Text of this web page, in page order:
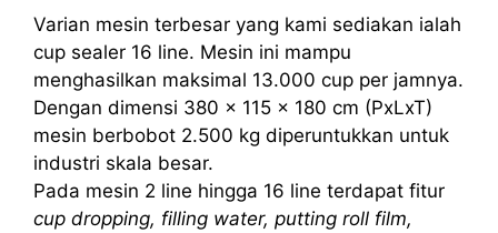
Varian mesin terbesar yang kami sediakan ialah
cup sealer 16 line. Mesin ini mampu
menghasilkan maksimal 13.000 cup per jamnya.
Dengan dimensi 380 x 115 x 180 cm (PxLxT)
mesin berbobot 2.500 kg diperuntukkan untuk
industri skala besar.
Pada mesin 2 line hingga 16 line terdapat fitur
cup dropping, filling water, putting roll film,